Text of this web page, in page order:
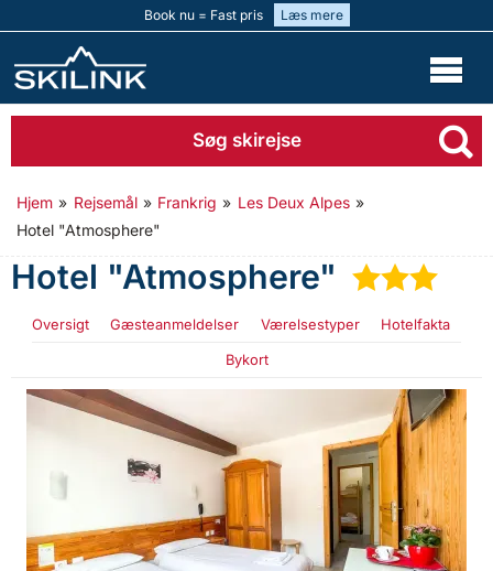
Book nu = Fast pris Læs mere
Søg skirejse
Hjem » Rejsemål » Frankrig » Les Deux Alpes »
Hotel "Atmosphere"
Hotel "Atmosphere" ★★★
Oversigt Gæsteanmeldelser Værelsestyper
Hotelfakta
Bykort